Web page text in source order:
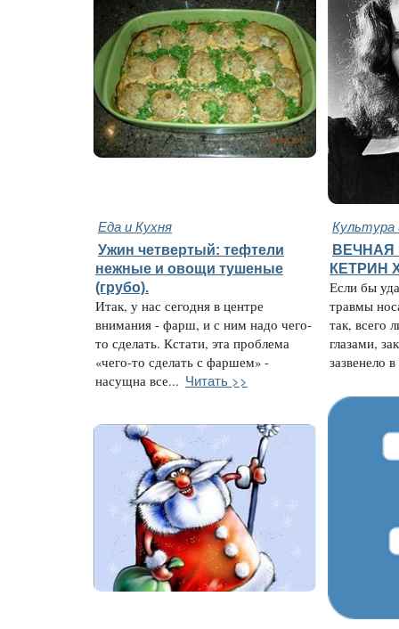
Еда и Кухня Культура
Ужин четвертый: тефтели
нежные и овощи тушеные
(грубо).
Итак, у нас сегодня в центре
внимания - фарш, и с ним надо чего-
то сделать. Кстати, эта проблема
«чего-то сделать с фаршем» -
насущна все... Читать >>
ВЕЧНАЯ
КЕТРИН
Если бы
травмы
так, всего
глазами,
зазвенело